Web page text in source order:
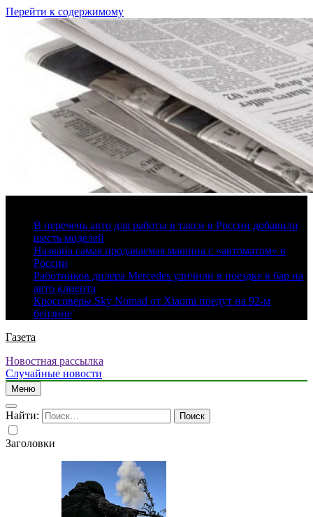
Перейти к содержимому
В перечень авто для работы в такси в России добавили
шесть моделей
Названа самая продаваемая машина с «автоматом» в
России
Работников дилера Mercedes уличили в поездке в бар на
авто клиента
Кроссоверы Sky Nomad от Xiaomi поедут на 92-м
бензине
Газета
Новостная рассылка
Случайные новости
Меню
Найти:
Заголовки